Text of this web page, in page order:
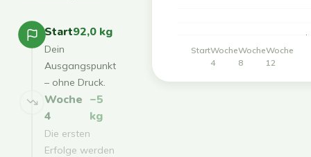
Start92,0 kg
Dein
Ausgangspunkt
– ohne Druck.
Woche
4
−5
kg
Die ersten
Erfolge werden
StartWoche
4
Woche
8
Woche
12